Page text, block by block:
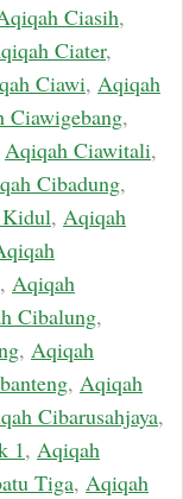
Ciasih,
Ciater,
Ciawi, Aqiqah
Ciawigebang,
Aqiqah Ciawitali,
Cibadung,
, Aqiqah
, Aqiqah
Cibalung,
, Aqiqah
, Aqiqah
Cibarusahjaya,
1, Aqiqah
Tiga, Aqiqah